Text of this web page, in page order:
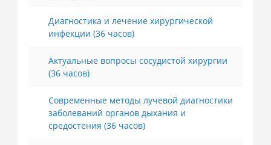
Диагностика и лечение хирургической
инфекции (36 часов)
Актуальные вопросы сосудистой хирургии
(36 часов)
Современные методы лучевой диагностики
заболеваний органов дыхания и
средостения (36 часов)